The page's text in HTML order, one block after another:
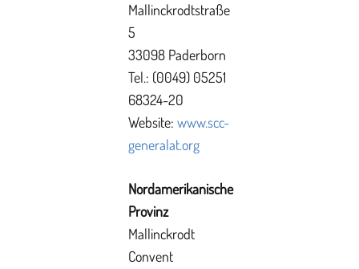
Mallinckrodtstraße
5
33098 Paderborn
Tel.: (0049) 05251
68324-20
Website: www.scc-
generalat.org
Nordamerikanische
Provinz
Mallinckrodt
Convent